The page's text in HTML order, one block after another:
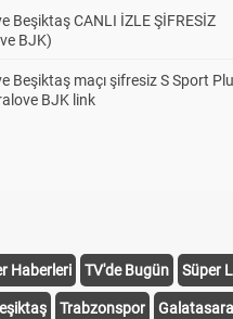
Beşiktaş CANLI İZLE ŞİFRESİZ
BJK)
Beşiktaş maçı şifresiz S Sport
BJK link
Haberleri TV'de Bugün Süper
Trabzonspor